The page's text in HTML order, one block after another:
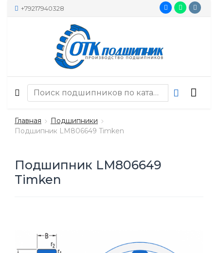
+79217940328
Главная
Подшипники
Подшипник LM806649 Timken
Подшипник LM806649
Timken